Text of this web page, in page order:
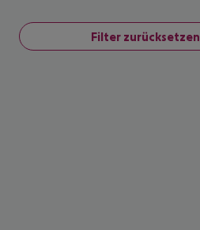
Filter zurücksetzen